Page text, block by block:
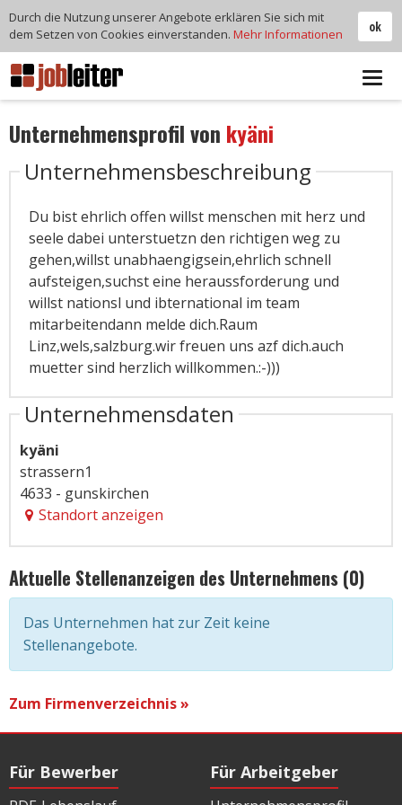
Unternehmensprofil von kyäni
Unternehmensbeschreibung
Du bist ehrlich offen willst menschen mit herz und
seele dabei unterstuetzn den richtigen weg zu
gehen,willst unabhaengigsein,ehrlich schnell
aufsteigen,suchst eine heraussforderung und
willst nationsl und ibternational im team
mitarbeitendann melde dich.Raum
Linz,wels,salzburg.wir freuen uns azf dich.auch
muetter sind herzlich willkommen.:-)))
Unternehmensdaten
kyäni
strassern1
4633 - gunskirchen
Standort anzeigen
Aktuelle Stellenanzeigen des Unternehmens (0)
Das Unternehmen hat zur Zeit keine
Stellenangebote.
Zum Firmenverzeichnis »
Für Bewerber Für Arbeitgeber
ok
Durch die Nutzung unserer Angebote erklären Sie sich mit
dem Setzen von Cookies einverstanden. Mehr Informationen